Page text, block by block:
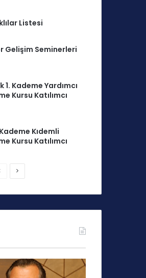
Listesi
Gelişim Seminerleri
Kademe Yardımcı
Kursu Katılımcı
Kıdemli
Kursu Katılımcı
s